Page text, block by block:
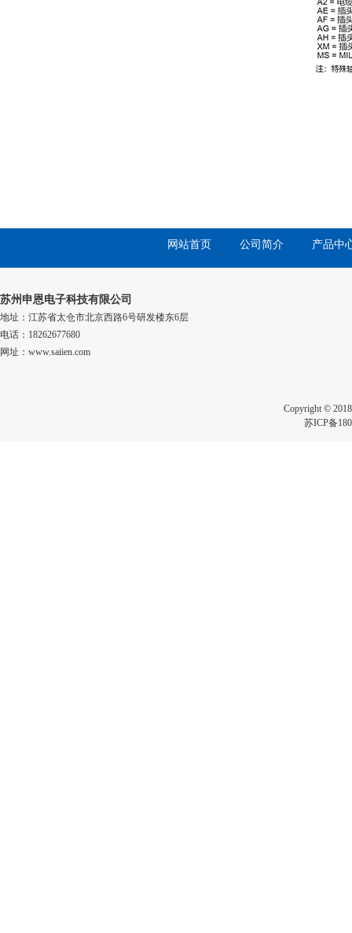
网站首页 公司简介 产品中
苏州申恩电子科技有限公司
地址：江苏省太仓市北京西路6号研发楼东6层
电话：18262677680
网址：www.saiien.com
Copyright ©
苏ICP备